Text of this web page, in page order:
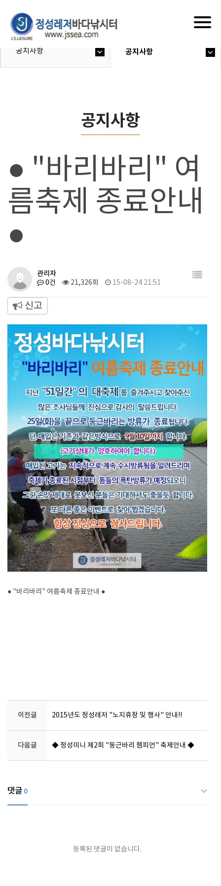
공지사항 공지사항
공지사항
● "바리바리" 여
름축제 종료안내
●
관리자
0건 21,326회 15-08-24 21:51
신고
● "바리바리" 여름축제 종료안내 ●
이전글 2015년도 정성레저 "노지휴장 및 행사" 안내!!
다음글 ◆ 정성미니 제2회 "둥근바리 챔피언" 축제안내 ◆
댓글 0
등록된 댓글이 없습니다.